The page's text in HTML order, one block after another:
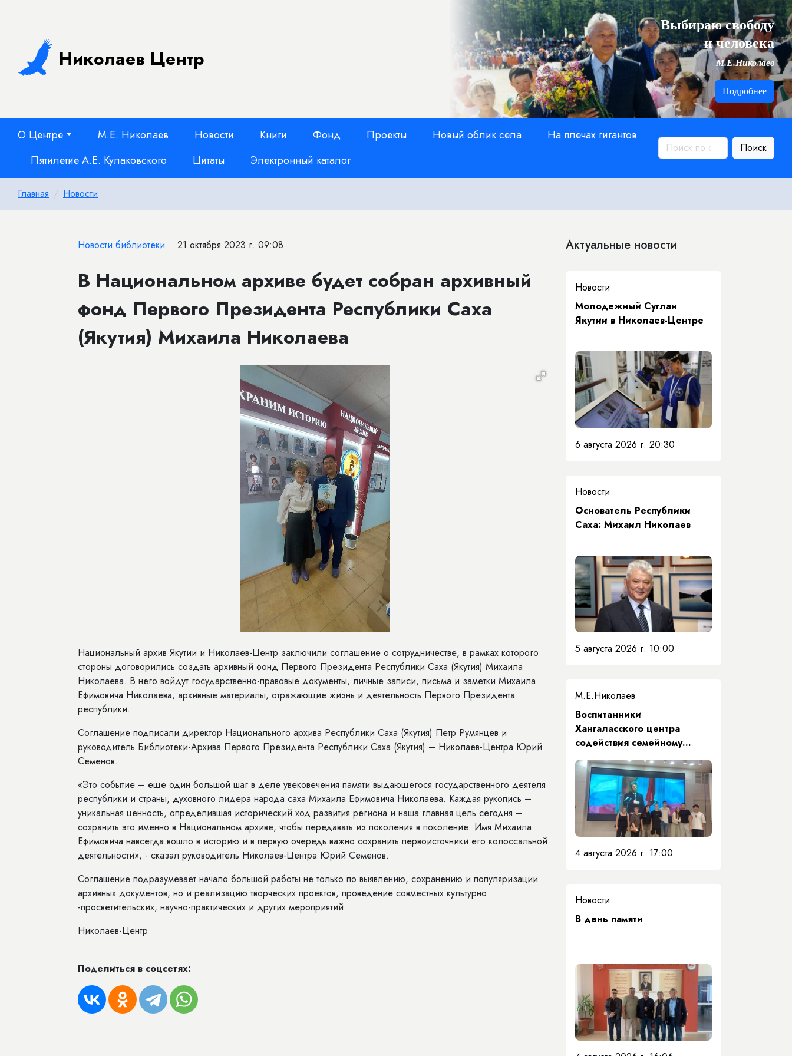
Николаев Центр
Выбираю свободу
и человека
М.Е.Николаев
Подробнее
О Центре М.Е. Николаев Новости Книги Фонд Проекты Новый облик села
На плечах гигантов
Пятилетие А.Е. Кулаковского
Цитаты Электронный каталог
Поиск
Главная Новости
Новости библиотеки 21 октября 2023 г. 09:08
​В Национальном архиве будет собран архивный
фонд Первого Президента Республики Саха
(Якутия) Михаила Николаева
Национальный архив Якутии и Николаев-Центр заключили соглашение о сотрудничестве, в рамках которого
стороны договорились создать архивный фонд Первого Президента Республики Саха (Якутия) Михаила
Николаева. В него войдут государственно-правовые документы, личные записи, письма и заметки Михаила
Ефимовича Николаева, архивные материалы, отражающие жизнь и деятельность Первого Президента
республики.
Соглашение подписали директор Национального архива Республики Саха (Якутия) Петр Румянцев и
руководитель Библиотеки-Архива Первого Президента Республики Саха (Якутия) – Николаев-Центра Юрий
Семенов.
«Это событие – еще один большой шаг в деле увековечения памяти выдающегося государственного деятеля
республики и страны, духовного лидера народа саха Михаила Ефимовича Николаева. Каждая рукопись –
уникальная ценность, определившая исторический ход развития региона и наша главная цель сегодня –
сохранить это именно в Национальном архиве, чтобы передавать из поколения в поколение. Имя Михаила
Ефимовича навсегда вошло в историю и в первую очередь важно сохранить первоисточники его колоссальной
деятельности», - сказал руководитель Николаев-Центра Юрий Семенов.
Соглашение подразумевает начало большой работы не только по выявлению, сохранению и популяризации
архивных документов, но и реализацию творческих проектов, проведение совместных культурно
-просветительских, научно-практических и других мероприятий.
Николаев-Центр
Поделиться в соцсетях:
Актуальные новости
Новости
Молодежный Суглан
Якутии в Николаев-Центре
6 августа 2026 г. 20:30
Новости
Основатель Республики
Саха: Михаил Николаев
5 августа 2026 г. 10:00
М.Е.Николаев
​Воспитанники
Хангаласского центра
содействия семейному
воспитанию почтили память
Первого Президента Якутии
4 августа 2026 г. 17:00
Новости
​В день памяти